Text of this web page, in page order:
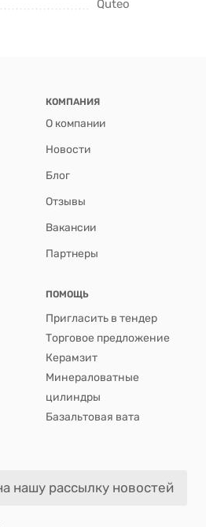
Quteo
КОМПАНИЯ
О компании
Новости
Блог
Отзывы
Вакансии
Партнеры
ПОМОЩЬ
Пригласить в тендер
Торговое предложение
Керамзит
Минераловатные
цилиндры
Базальтовая вата
нашу рассылку новостей